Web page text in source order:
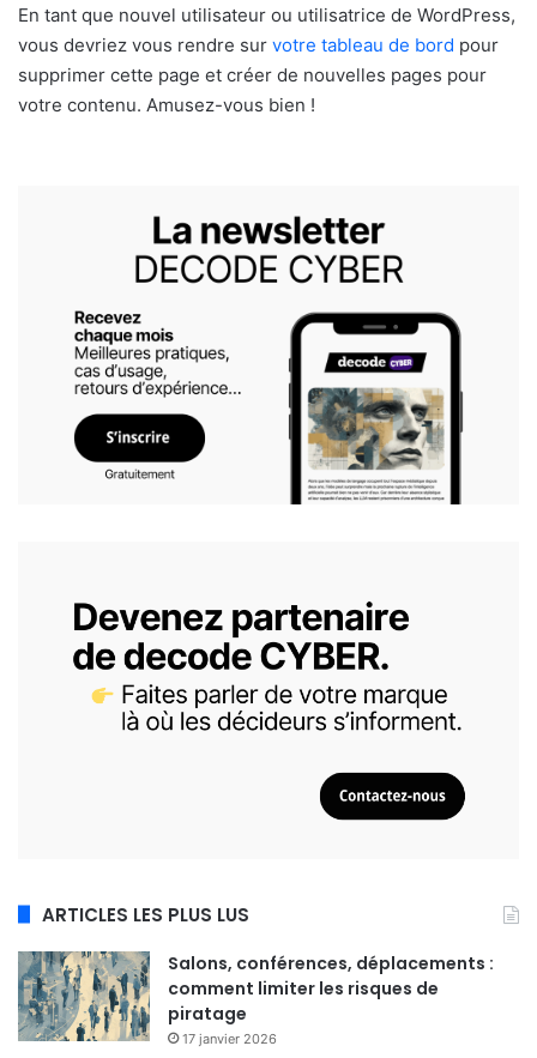
En tant que nouvel utilisateur ou utilisatrice de WordPress,
vous devriez vous rendre sur votre tableau de bord pour
supprimer cette page et créer de nouvelles pages pour
votre contenu. Amusez-vous bien !
ARTICLES LES PLUS LUS
Salons, conférences, déplacements :
comment limiter les risques de
piratage
17 janvier 2026